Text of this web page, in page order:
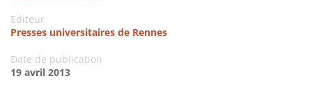
Editeur
Presses universitaires de Rennes
Date de publication
19 avril 2013